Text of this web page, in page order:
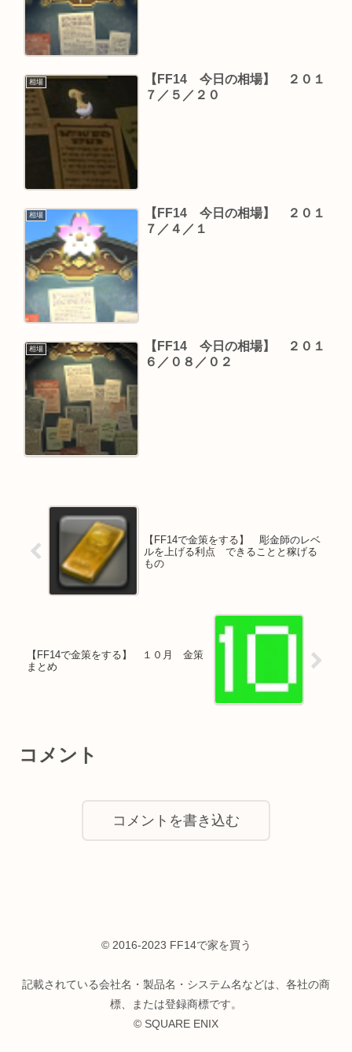
相場
【FF14 今日の相場】 ２０１
７／５／２０
相場
【FF14 今日の相場】 ２０１
７／４／１
相場
【FF14 今日の相場】 ２０１
６／０８／０２
【FF14で金策をする】 彫金師のレベ
ルを上げる利点 できることと稼げる
もの
【FF14で金策をする】 １０月 金策
まとめ
コメント
コメントを書き込む
© 2016-2023 FF14で家を買う
記載されている会社名・製品名・システム名などは、各社の商
標、または登録商標です。
© SQUARE ENIX